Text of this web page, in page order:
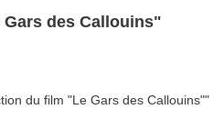
des Callouins"